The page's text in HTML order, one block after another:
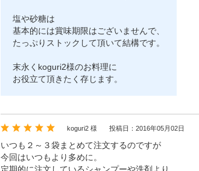
塩や砂糖は
基本的には賞味期限はございませんで、
たっぷりストックして頂いて結構です。
末永くkoguri2様のお料理に
お役立て頂きたく存じます。
koguri2 様 投稿日：2016年05月02日
いつも２～３袋まとめて注文するのですが
今回はいつもより多めに。
定期的に注文しているシャンプーや洗剤より